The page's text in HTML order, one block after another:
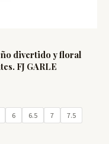
divertido y floral
FJ GARLE
6 6.5 7
7.5